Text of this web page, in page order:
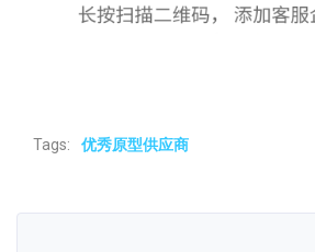
Tags: 优秀原型供应商